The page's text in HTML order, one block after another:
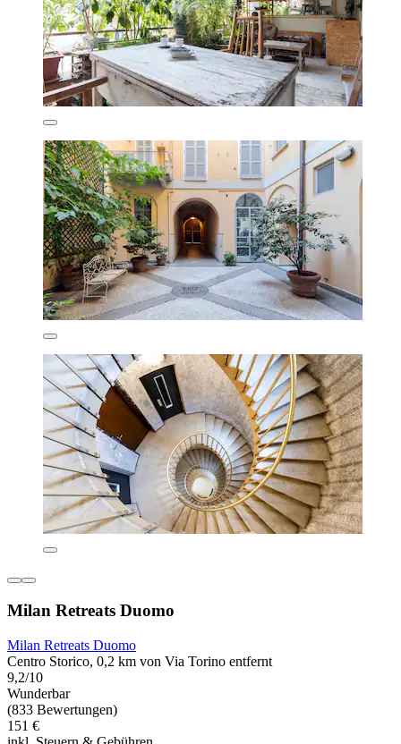
Milan Retreats Duomo
Milan Retreats Duomo
Centro Storico, 0,2 km von Via Torino entfernt
9,2/10
Wunderbar
(833 Bewertungen)
151 €